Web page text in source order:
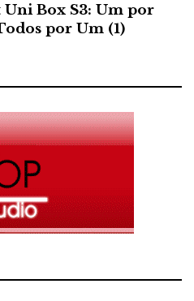
Uni Box S3: Um por
por Um (1)